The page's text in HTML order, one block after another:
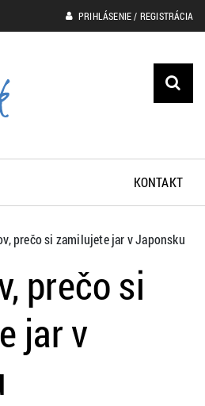
PRIHLÁSENIE / REGISTRÁCIA
KONTAKT
prečo si zamilujete jar v Japonsku
prečo si
jar v